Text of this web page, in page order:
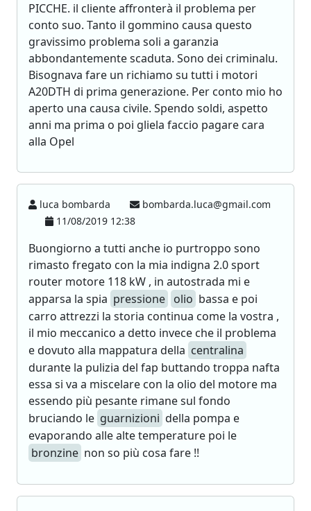
PICCHE. il cliente affronterà il problema per
conto suo. Tanto il gommino causa questo
gravissimo problema soli a garanzia
abbondantemente scaduta. Sono dei criminalu.
Bisognava fare un richiamo su tutti i motori
A20DTH di prima generazione. Per conto mio ho
aperto una causa civile. Spendo soldi, aspetto
anni ma prima o poi gliela faccio pagare cara
alla Opel
luca bombarda
bombarda.luca@gmail.com
11/08/2019 12:38
Buongiorno a tutti anche io purtroppo sono
rimasto fregato con la mia indigna 2.0 sport
router motore 118 kW , in autostrada mi e
apparsa la spia pressione olio bassa e poi
carro attrezzi la storia continua come la vostra ,
il mio meccanico a detto invece che il problema
e dovuto alla mappatura della centralina
durante la pulizia del fap buttando troppa nafta
essa si va a miscelare con la olio del motore ma
essendo più pesante rimane sul fondo
bruciando le guarnizioni della pompa e
evaporando alle alte temperature poi le
bronzine non so più cosa fare !!